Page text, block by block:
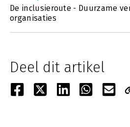
De inclusieroute - Duurzame
organisaties
Deel dit artikel